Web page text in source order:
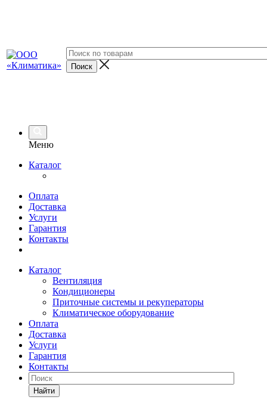
Меню
Каталог
Оплата
Доставка
Услуги
Гарантия
Контакты
Каталог
Вентиляция
Кондиционеры
Приточные системы и рекуператоры
Климатическое оборудование
Оплата
Доставка
Услуги
Гарантия
Контакты
Найти